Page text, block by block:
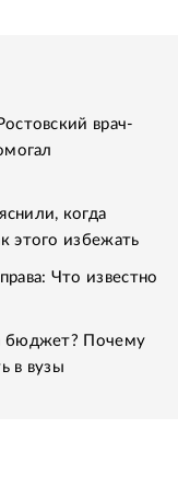
врач-
когда
этого избежать
Что известно
бюджет? Почему
в вузы